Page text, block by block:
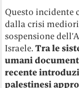
Questo incidente
dalla crisi
sospensione
Israele.Tra le
umani
recente
palestinesi